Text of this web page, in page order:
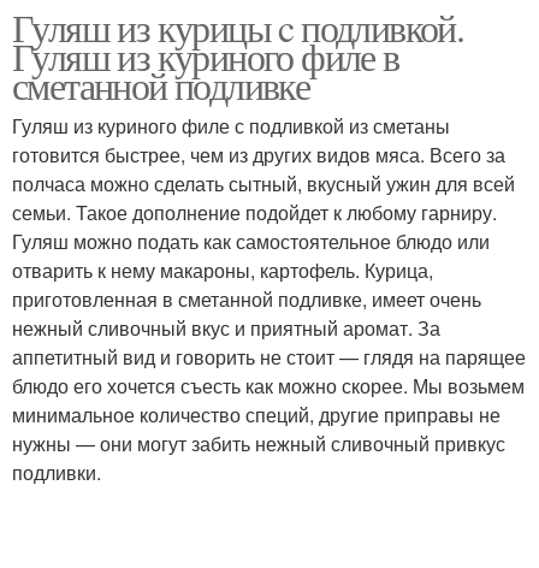
Гуляш из филе
Гуляш из курицы c подливкой.
Гуляш из куриного филе в
сметанной подливке
Гуляш из куриного филе с подливкой из сметаны
готовится быстрее, чем из других видов мяса. Всего за
полчаса можно сделать сытный, вкусный ужин для всей
семьи. Такое дополнение подойдет к любому гарниру.
Гуляш можно подать как самостоятельное блюдо или
отварить к нему макароны, картофель. Курица,
приготовленная в сметанной подливке, имеет очень
нежный сливочный вкус и приятный аромат. За
аппетитный вид и говорить не стоит — глядя на парящее
блюдо его хочется съесть как можно скорее. Мы возьмем
минимальное количество специй, другие приправы не
нужны — они могут забить нежный сливочный привкус
подливки.